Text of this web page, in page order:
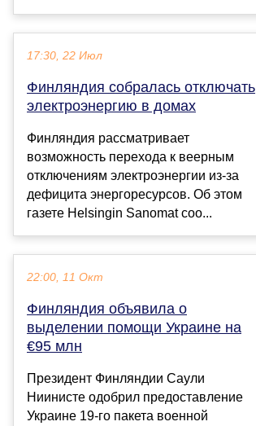
17:30, 22 Июл
Финляндия собралась отключать
электроэнергию в домах
Финляндия рассматривает
возможность перехода к веерным
отключениям электроэнергии из-за
дефицита энергоресурсов. Об этом
газете Helsingin Sanomat соо...
22:00, 11 Окт
Финляндия объявила о
выделении помощи Украине на
€95 млн
Президент Финляндии Саули
Ниинисте одобрил предоставление
Украине 19-го пакета военной